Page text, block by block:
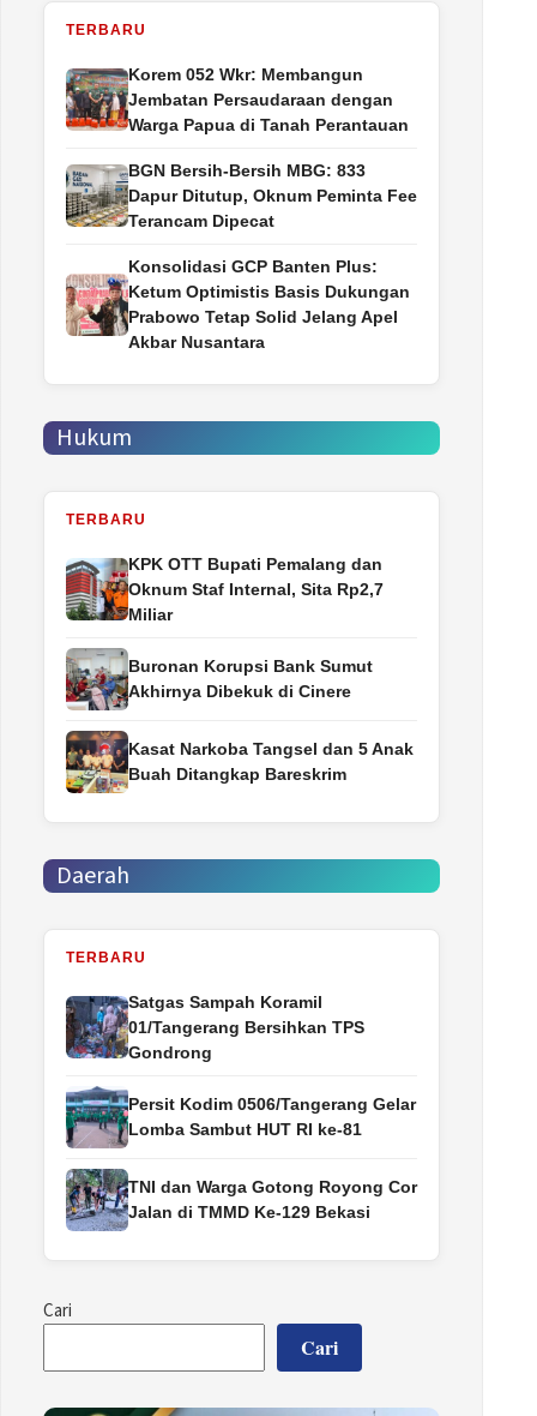
TERBARU
Korem 052 Wkr: Membangun
Jembatan Persaudaraan dengan
Warga Papua di Tanah Perantauan
BGN Bersih-Bersih MBG: 833
Dapur Ditutup, Oknum Peminta Fee
Terancam Dipecat
Konsolidasi GCP Banten Plus:
Ketum Optimistis Basis Dukungan
Prabowo Tetap Solid Jelang Apel
Akbar Nusantara
Hukum
TERBARU
‎KPK OTT Bupati Pemalang dan
Oknum Staf Internal, Sita Rp2,7
Miliar
Buronan Korupsi Bank Sumut
Akhirnya Dibekuk di Cinere
Kasat Narkoba Tangsel dan 5 Anak
Buah Ditangkap Bareskrim
Daerah
TERBARU
Satgas Sampah Koramil
01/Tangerang Bersihkan TPS
Gondrong
Persit Kodim 0506/Tangerang Gelar
Lomba Sambut HUT RI ke-81
TNI dan Warga Gotong Royong Cor
Jalan di TMMD Ke-129 Bekasi
Cari
Cari